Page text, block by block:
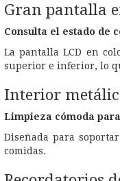
Gran pantalla
Consulta el estado de
La pantalla LCD en
superior e inferior, lo
Interior
Limpieza cómoda
Diseñada para
comidas.